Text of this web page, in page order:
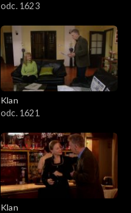
odc. 1623
Klan
odc. 1621
Klan